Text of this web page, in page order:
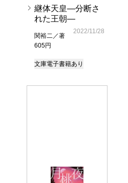
継体天皇―分断さ
れた王朝―
関裕二／著
605円
2022/11/28
文庫電子書籍あり